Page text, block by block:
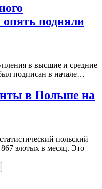
опять подняли
в высшие и средние
подписан в начале…
в Польше на
польский
злотых в месяц. Это